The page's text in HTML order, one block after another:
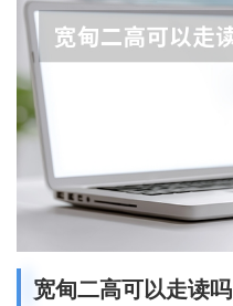
宽甸二高可以走读吗